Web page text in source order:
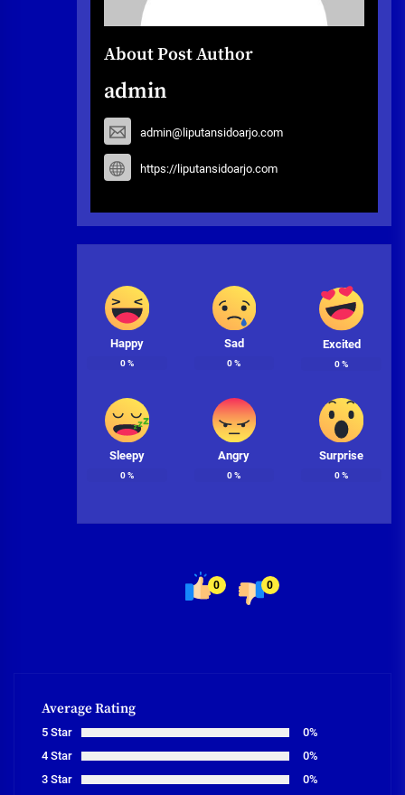
About Post Author
admin
admin@liputansidoarjo.com
https://liputansidoarjo.com
Happy
0%
Sad
0%
Excited
0%
Sleepy
0%
Angry
0%
Surprise
0%
0 0
Average Rating
5 Star
0%
4 Star
0%
3 Star
0%